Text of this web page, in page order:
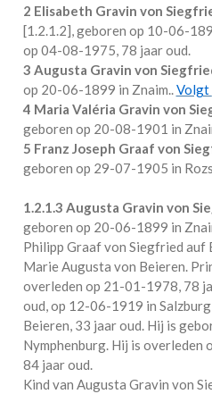
2 Elisabeth Gravin von
[1.2.1.2], geboren op 10-06-
op 04-08-1975, 78 jaar oud.
3 Augusta Gravin von
op 20-06-1899 in Znaim..Volgt
4 Maria Valéria Gravin von
geboren op 20-08-1901 in
5 Franz Joseph Graaf von
geboren op 29-07-1905 in
1.2.1.3 Augusta Gravin von
geboren op 20-06-1899 in
Philipp Graaf von Siegfried auf
Marie Augusta von Beieren.
overleden op 21-01-1978, 78
oud, op 12-06-1919 in Salzburg
Beieren, 33 jaar oud. Hij is
Nymphenburg. Hij is overleden
84 jaar oud.
Kind van Augusta Gravin von